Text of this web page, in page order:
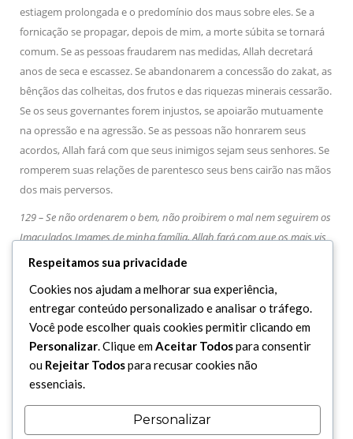
estiagem prolongada e o predomínio dos maus sobre eles. Se a
fornicação se propagar, depois de mim, a morte súbita se tornará
comum. Se as pessoas fraudarem nas medidas, Allah decretará
anos de seca e escassez. Se abandonarem a concessão do zakat, as
bênçãos das colheitas, dos frutos e das riquezas minerais cessarão.
Se os seus governantes forem injustos, se apoiarão mutuamente
na opressão e na agressão. Se as pessoas não honrarem seus
acordos, Allah fará com que seus inimigos sejam seus senhores. Se
romperem suas relações de parentesco seus bens cairão nas mãos
dos mais perversos.
129 – Se não ordenarem o bem, não proibirem o mal nem seguirem os
Imaculados Imames de minha família, Allah fará com que os mais vis
entre eles sejam seus governantes e então, as preces dos piedosos não
130 – Quando o Senhor revelou: “E não cobices tudo aquilo com que
temos agraciado certas pessoas, com o gozo da vida terrena – para
com isso, testá-las – posto que a mercê de teu Senhor é preferível e
mais duradoura”.
Se referia àquele cujo coração não é paciente,
por Allah; que deixará o mundo lamentando pelos assuntos
mundanos. A pessoa que cobiçar o que está na posse dos outros
sofrerá muito, estará insatisfeita com o que Allah decidiu para ela e
Respeitamos sua privacidade
Cookies nos ajudam a melhorar sua experiência,
entregar conteúdo personalizado e analisar o tráfego.
Você pode escolher quais cookies permitir clicando em
Personalizar. Clique emAceitar Todospara consentir
ou Rejeitar Todospara recusar cookies não
essenciais.
Personalizar